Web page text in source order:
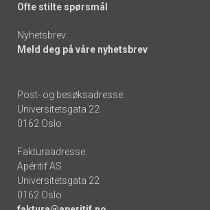
Ofte stilte spørsmål
Nyhetsbrev:
Meld deg på våre nyhetsbrev
Post- og besøksadresse:
Universitetsgata 22
0162 Oslo
Fakturaadresse:
Apéritif AS
Universitetsgata 22
0162 Oslo